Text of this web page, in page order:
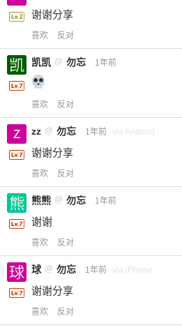
谢谢分享
喜欢 反对
凯凯 @ 勿忘 1年前
喜欢 反对
zz @ 勿忘 1年前 via Android
谢谢分享
喜欢 反对
熊熊 @ 勿忘 1年前
谢谢
喜欢 反对
球 @ 勿忘 1年前 via iPhone
谢谢分享
喜欢 反对